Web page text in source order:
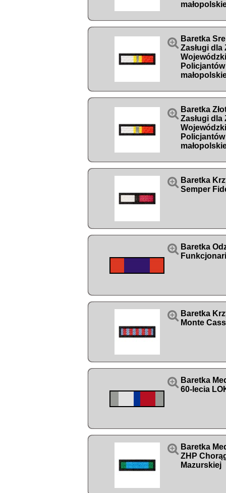
 Baretka
Zasługi dla
 Baretka
Zasługi dla
 Baretka
Semper
 Baretka
 Baretka
Monte
 Baretka
60-lecia
 Baretka
ZHP
Mazurskiej